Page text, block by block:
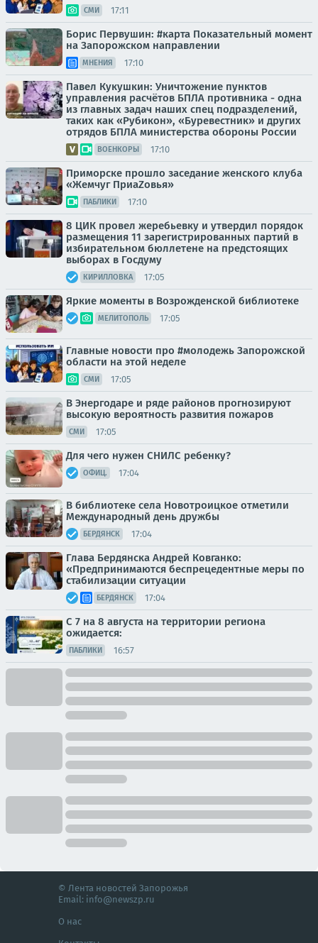
СМИ 17:11
Борис Первушин: #карта Показательный момент
на Запорожском направлении
МНЕНИЯ 17:10
Павел Кукушкин: Уничтожение пунктов
управления расчётов БПЛА противника - одна
из главных задач наших спец подразделений,
таких как «Рубикон», «Буревестник» и других
отрядов БПЛА министерства обороны России
ВОЕНКОРЫ 17:10
Приморске прошло заседание женского клуба
«Жемчуг ПриаZовья»
ПАБЛИКИ 17:10
8 ЦИК провел жеребьевку и утвердил порядок
размещения 11 зарегистрированных партий в
избирательном бюллетене на предстоящих
выборах в Госдуму
КИРИЛЛОВКА 17:05
Яркие моменты в Возрожденской библиотеке
МЕЛИТОПОЛЬ 17:05
Главные новости про #молодежь Запорожской
области на этой неделе
СМИ 17:05
В Энергодаре и ряде районов прогнозируют
высокую вероятность развития пожаров
СМИ 17:05
Для чего нужен СНИЛС ребенку?
ОФИЦ. 17:04
В библиотеке села Новотроицкое отметили
Международный день дружбы
БЕРДЯНСК 17:04
Глава Бердянска Андрей Ковганко:
«Предпринимаются беспрецедентные меры по
стабилизации ситуации
БЕРДЯНСК 17:04
С 7 на 8 августа на территории региона
ожидается:
ПАБЛИКИ 16:57
© Лента новостей Запорожья
Email: info@newszp.ru
О нас